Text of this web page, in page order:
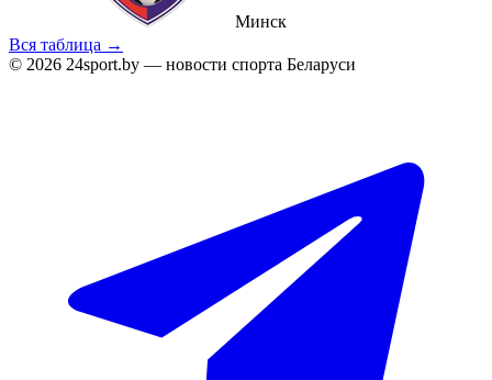
Минск
Вся таблица →
© 2026 24sport.by — новости спорта Беларуси